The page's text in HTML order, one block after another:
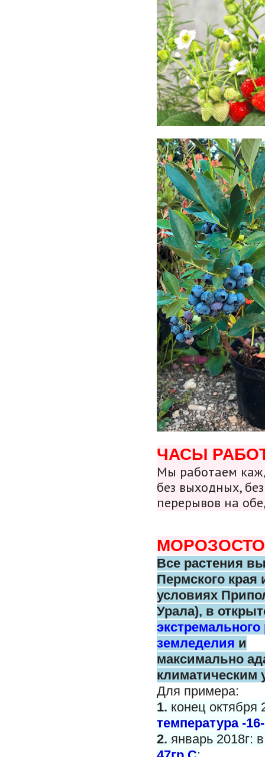
ЧАСЫ
Мы работаем
без выходных,
перерывов на
Все растения
Пермского края
условиях
Урала), в
экстремального
земледелия и
максимально
климатическим
Для примера:
1. конец октября
температура -
2. январь 2018г: